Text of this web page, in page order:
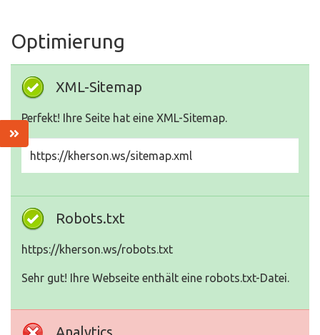
Optimierung
XML-Sitemap
Perfekt! Ihre Seite hat eine XML-Sitemap.
https://kherson.ws/sitemap.xml
Robots.txt
https://kherson.ws/robots.txt
Sehr gut! Ihre Webseite enthält eine robots.txt-Datei.